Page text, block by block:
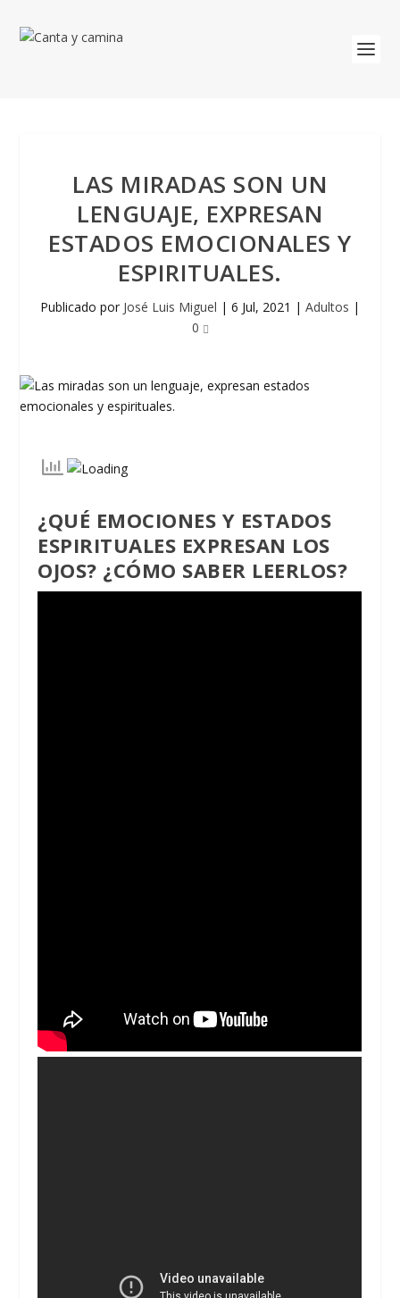
LAS MIRADAS SON UN
LENGUAJE, EXPRESAN
ESTADOS EMOCIONALES Y
ESPIRITUALES.
Publicado por José Luis Miguel | 6 Jul, 2021 | Adultos |
0
¿QUÉ EMOCIONES Y ESTADOS
ESPIRITUALES EXPRESAN LOS
OJOS? ¿CÓMO SABER LEERLOS?